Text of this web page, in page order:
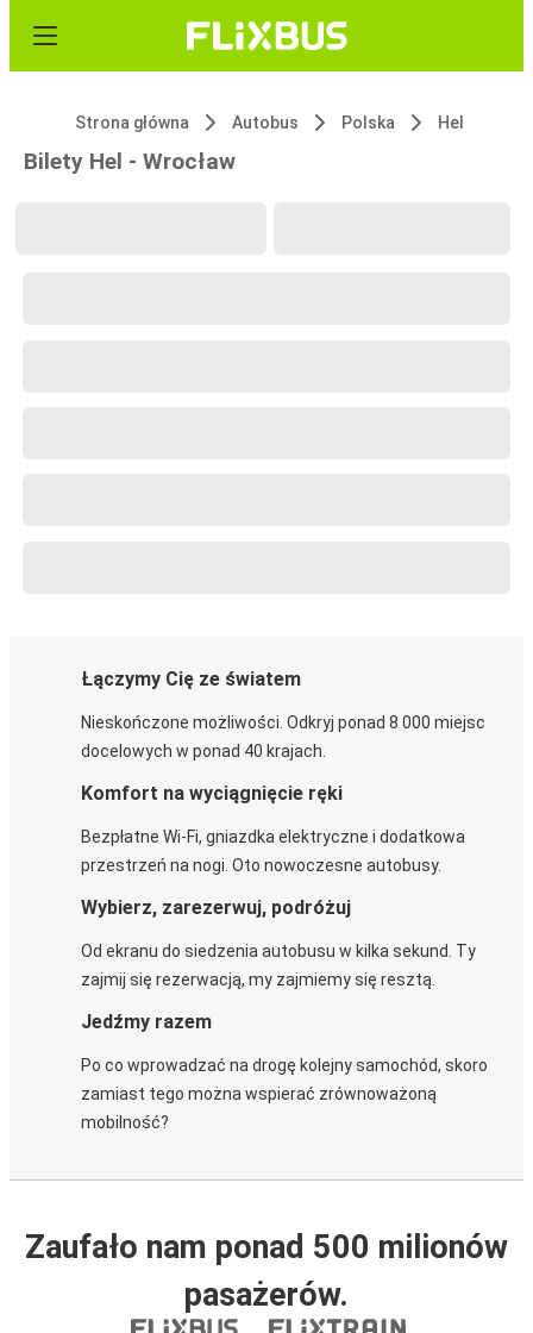
Strona główna Autobus Polska Hel
Bilety Hel - Wrocław
Łączymy Cię ze światem
Nieskończone możliwości. Odkryj ponad 8 000 miejsc
docelowych w ponad 40 krajach.
Komfort na wyciągnięcie ręki
Bezpłatne Wi-Fi, gniazdka elektryczne i dodatkowa
przestrzeń na nogi. Oto nowoczesne autobusy.
Wybierz, zarezerwuj, podróżuj
Od ekranu do siedzenia autobusu w kilka sekund. Ty
zajmij się rezerwacją, my zajmiemy się resztą.
Jedźmy razem
Po co wprowadzać na drogę kolejny samochód, skoro
zamiast tego można wspierać zrównoważoną
mobilność?
Zaufało nam ponad 500 milionów
pasażerów.